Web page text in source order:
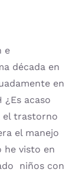
e
década en
en
¿Es acaso
el trastorno
el manejo
he visto en
niños con